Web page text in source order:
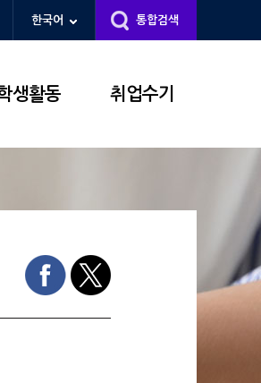
한국어 통합검색
생활동 취업수기